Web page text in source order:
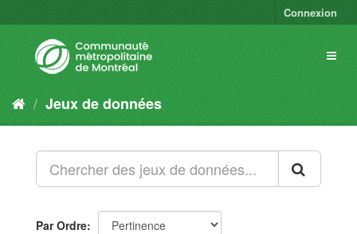
Connexion
Jeux de données
Par Ordre